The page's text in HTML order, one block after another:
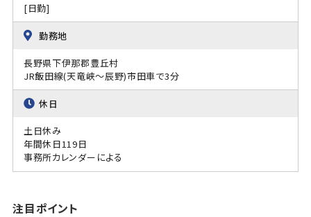
[日勤]
勤務地
長野県下伊那郡豊丘村
JR飯田線(天竜峡～辰野)市田車で3分
休日
土日休み
年間休日119日
事務所カレンダーによる
注目ポイント